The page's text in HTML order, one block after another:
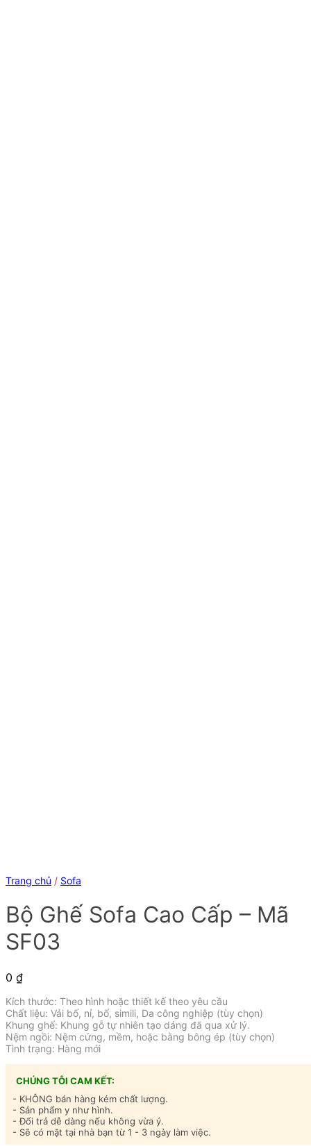
Trang chủ / Sofa
Bộ Ghế Sofa Cao Cấp – Mã
SF03
0 ₫
Kích thước: Theo hình hoặc thiết kế theo yêu cầu
Chất liệu: Vải bố, nỉ, bố, simili, Da công nghiệp (tùy chọn)
Khung ghế: Khung gỗ tự nhiên tạo dáng đã qua xử lý.
Nệm ngồi: Nệm cứng, mềm, hoặc bằng bông ép (tùy chọn)
Tình trạng: Hàng mới
CHÚNG TÔI CAM KẾT:
- KHÔNG bán hàng kém chất lượng.
- Sản phẩm y như hình.
- Đổi trả dễ dàng nếu không vừa ý.
- Sẽ có mặt tại nhà bạn từ 1 - 3 ngày làm việc.